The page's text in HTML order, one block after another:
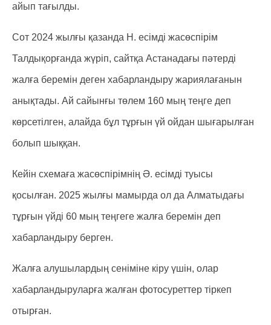
айып тағылды.
Сот 2024 жылғы қазанда Н. есімді жасөспірім
Талдықорғанда жүріп, сайтқа Астанадағы пәтерді
жалға беремін деген хабарландыру жариялағанын
анықтады. Ай сайынғы төлем 160 мың теңге деп
көрсетілген, алайда бұл тұрғын үй ойдан шығарылған
болып шыққан.
Кейін схемаға жасөспірімнің Ә. есімді туысы
қосылған. 2025 жылғы мамырда ол да Алматыдағы
тұрғын үйді 60 мың теңгеге жалға беремін деп
хабарландыру берген.
Жалға алушылардың сеніміне кіру үшін, олар
хабарландыруларға жалған фотосуреттер тіркеп
отырған.